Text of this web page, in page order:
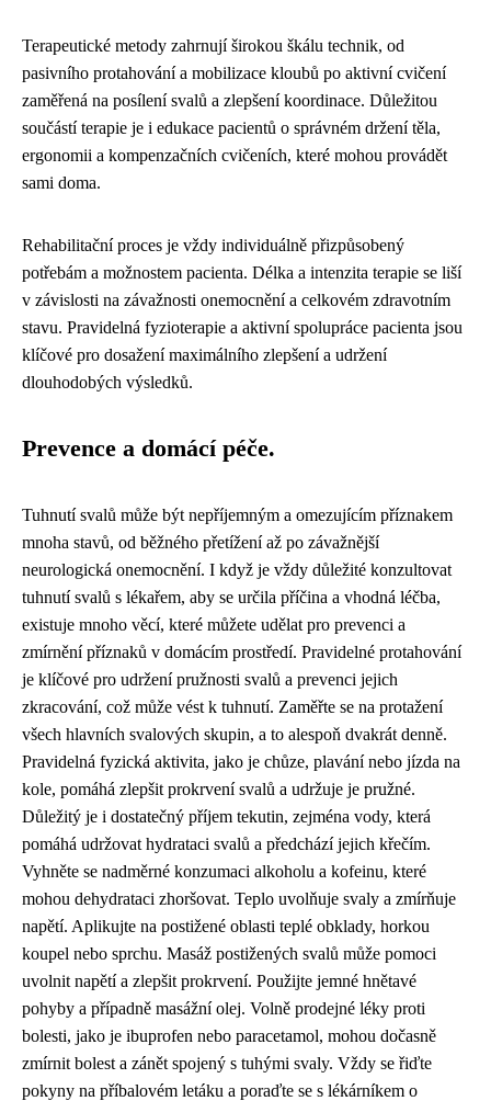
Terapeutické metody zahrnují širokou škálu technik, od
pasivního protahování a mobilizace kloubů po aktivní cvičení
zaměřená na posílení svalů a zlepšení koordinace. Důležitou
součástí terapie je i edukace pacientů o správném držení těla,
ergonomii a kompenzačních cvičeních, které mohou provádět
sami doma.
Rehabilitační proces je vždy individuálně přizpůsobený
potřebám a možnostem pacienta. Délka a intenzita terapie se liší
v závislosti na závažnosti onemocnění a celkovém zdravotním
stavu. Pravidelná fyzioterapie a aktivní spolupráce pacienta jsou
klíčové pro dosažení maximálního zlepšení a udržení
dlouhodobých výsledků.
Prevence a domácí péče.
Tuhnutí svalů může být nepříjemným a omezujícím příznakem
mnoha stavů, od běžného přetížení až po závažnější
neurologická onemocnění. I když je vždy důležité konzultovat
tuhnutí svalů s lékařem, aby se určila příčina a vhodná léčba,
existuje mnoho věcí, které můžete udělat pro prevenci a
zmírnění příznaků v domácím prostředí. Pravidelné protahování
je klíčové pro udržení pružnosti svalů a prevenci jejich
zkracování, což může vést k tuhnutí. Zaměřte se na protažení
všech hlavních svalových skupin, a to alespoň dvakrát denně.
Pravidelná fyzická aktivita, jako je chůze, plavání nebo jízda na
kole, pomáhá zlepšit prokrvení svalů a udržuje je pružné.
Důležitý je i dostatečný příjem tekutin, zejména vody, která
pomáhá udržovat hydrataci svalů a předchází jejich křečím.
Vyhněte se nadměrné konzumaci alkoholu a kofeinu, které
mohou dehydrataci zhoršovat. Teplo uvolňuje svaly a zmírňuje
napětí. Aplikujte na postižené oblasti teplé obklady, horkou
koupel nebo sprchu. Masáž postižených svalů může pomoci
uvolnit napětí a zlepšit prokrvení. Použijte jemné hnětavé
pohyby a případně masážní olej. Volně prodejné léky proti
bolesti, jako je ibuprofen nebo paracetamol, mohou dočasně
zmírnit bolest a zánět spojený s tuhými svaly. Vždy se řiďte
pokyny na příbalovém letáku a poraďte se s lékárníkem o